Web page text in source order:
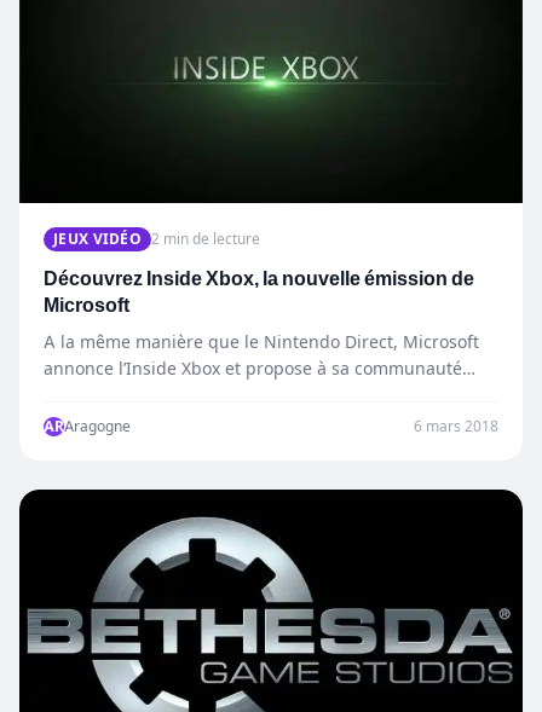
JEUX VIDÉO 2 min de lecture
Découvrez Inside Xbox, la nouvelle émission de
Microsoft
A la même manière que le Nintendo Direct, Microsoft
annonce l’Inside Xbox et propose à sa communauté
ARAragogne 6 mars 2018